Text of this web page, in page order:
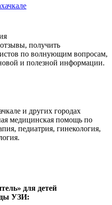
получить
по волнующим вопросам,
и полезной информации.
и других городах
медицинская помощь по
педиатрия, гинекология,
для детей
УЗИ: